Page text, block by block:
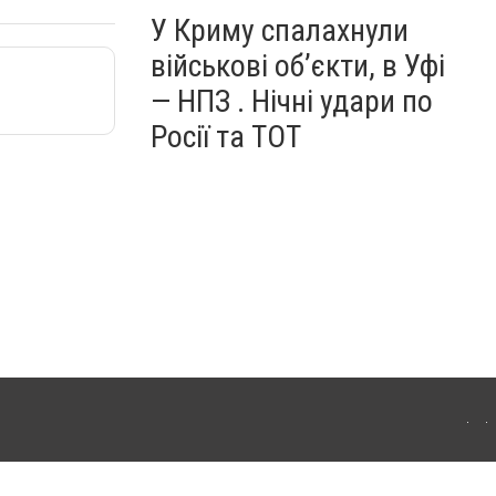
У Криму спалахнули
військові об’єкти, в Уфі
— НПЗ . Нічні удари по
Росії та ТОТ